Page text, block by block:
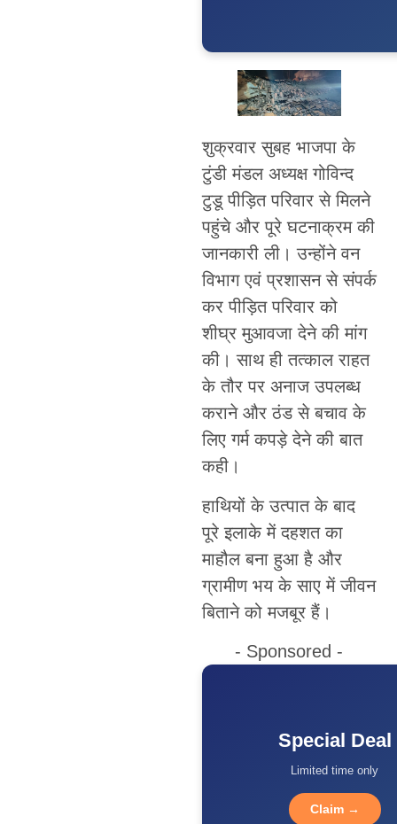
शुक्रवार सुबह भाजपा के
टुंडी मंडल अध्यक्ष गोविन्द
टुडू पीड़ित परिवार से मिलने
पहुंचे और पूरे घटनाक्रम की
जानकारी ली। उन्होंने वन
विभाग एवं प्रशासन से संपर्क
कर पीड़ित परिवार को
शीघ्र मुआवजा देने की मांग
की। साथ ही तत्काल राहत
के तौर पर अनाज उपलब्ध
कराने और ठंड से बचाव के
लिए गर्म कपड़े देने की बात
कही।
हाथियों के उत्पात के बाद
पूरे इलाके में दहशत का
माहौल बना हुआ है और
ग्रामीण भय के साए में जीवन
बिताने को मजबूर हैं।
- Sponsored -
Special Deal
Limited time only
Claim →